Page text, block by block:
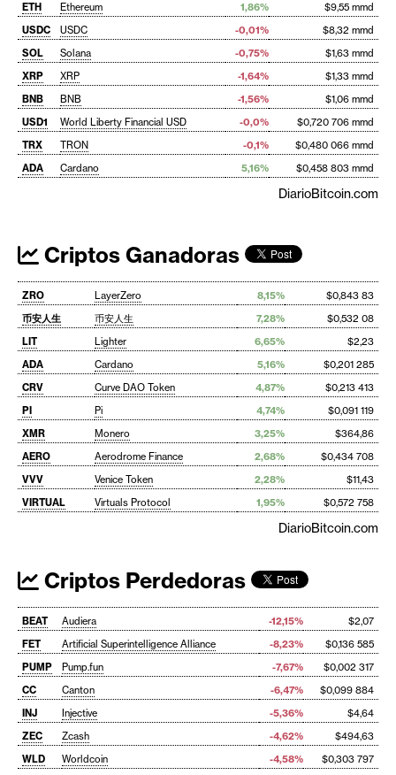
ETH Ethereum 1,86%
$9,55 mmd
USDC
USDC -0,01%
$8,32 mmd
SOL
Solana -0,75%
$1,63 mmd
XRP
XRP -1,64%
$1,33 mmd
BNB
BNB -1,56%
$1,06 mmd
USD1
World Liberty Financial USD -0,0%
$0,720 706 mmd
TRX
TRON -0,1%
$0,480 066 mmd
ADA
Cardano 5,16% $0,458 803 mmd
DiarioBitcoin.com
Criptos Ganadoras
ZRO LayerZero 8,15%
$0,843 83
币安人生
币安人生 7,28%
$0,532 08
LIT
Lighter 6,65%
$2,23
ADA
Cardano 5,16%
$0,201 285
CRV
Curve DAO Token 4,87%
$0,213 413
PI
Pi 4,74%
$0,091 119
XMR
Monero 3,25%
$364,86
AERO
Aerodrome Finance 2,68%
$0,434 708
VVV
Venice Token 2,28%
$11,43
VIRTUAL
Virtuals Protocol 1,95% $0,572 758
DiarioBitcoin.com
Criptos Perdedoras
BEAT Audiera -12,15%
$2,07
FET
Artificial Superintelligence Alliance -8,23%
$0,136 585
PUMP
Pump.fun -7,67%
$0,002 317
CC
Canton -6,47%
$0,099 884
INJ
Injective -5,36%
$4,64
ZEC
Zcash -4,62%
$494,63
WLD
Worldcoin -4,58%
$0,303 797